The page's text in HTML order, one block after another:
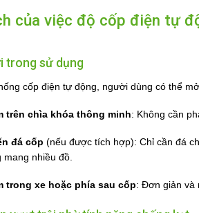
của việc độ cốp điện tự
trong sử dụng
cốp điện tự động, người dùng có thể
trên chìa khóa thông minh: Không cần
đá cốp (nếu được tích hợp): Chỉ cần đá
mang nhiều đồ.
trong xe hoặc phía sau cốp: Đơn giản và